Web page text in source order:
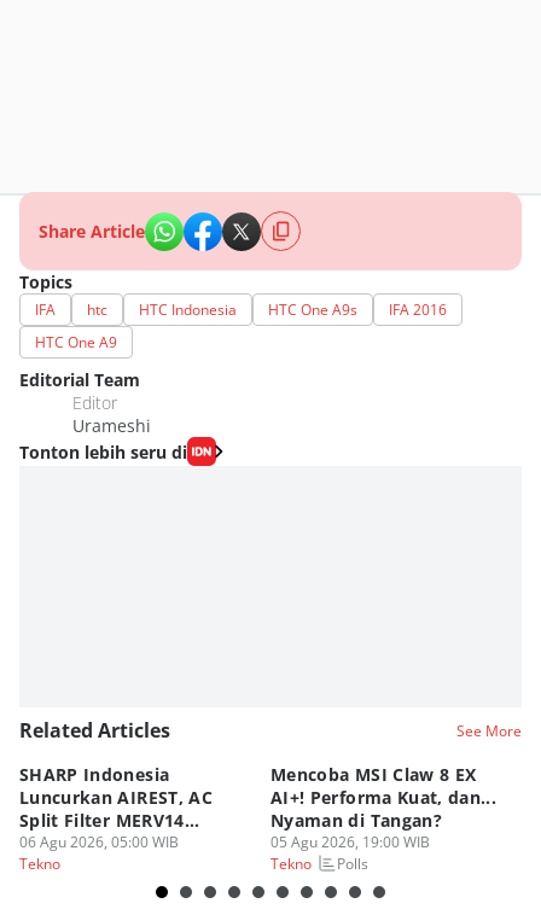
Share Article
Topics
IFA htc HTC Indonesia HTC One A9s
IFA 2016
HTC One A9
Editorial Team
Editor
Urameshi
Tonton lebih seru di
Related Articles See More
SHARP Indonesia
Luncurkan AIREST, AC
Split Filter MERV14
Perdana!
06 Agu 2026, 05:00 WIB
Tekno
Mencoba MSI Claw 8 EX
AI+! Performa Kuat, dan...
Nyaman di Tangan?
05 Agu 2026, 19:00 WIB
Tekno
Polls